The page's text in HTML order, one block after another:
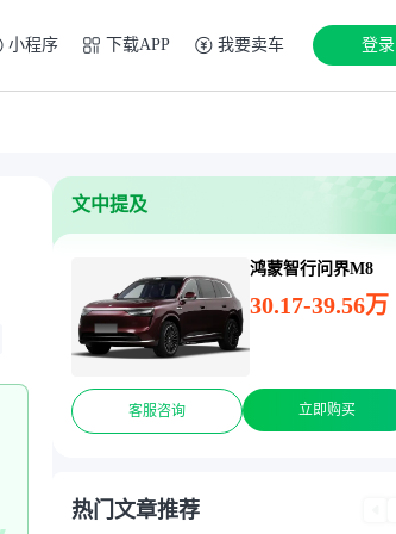
小程序 下载APP 我要卖车 登录
文中提及
鸿蒙智行问界M8
30.17-39.56万
客服咨询 立即购买
热门文章推荐